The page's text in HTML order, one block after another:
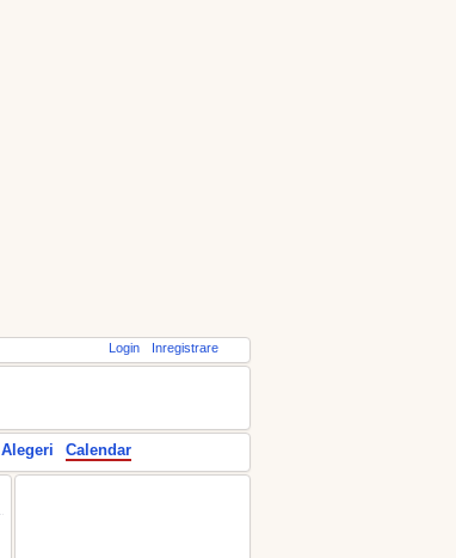
Login Inregistrare
Alegeri Calendar